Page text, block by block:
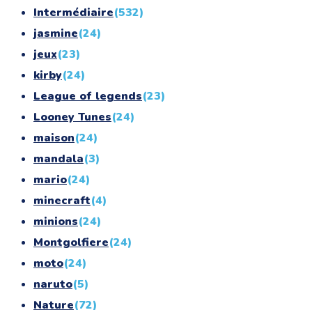
Intermédiaire(532)
jasmine(24)
jeux(23)
kirby(24)
League of legends(23)
Looney Tunes(24)
maison(24)
mandala(3)
mario(24)
minecraft(4)
minions(24)
Montgolfiere(24)
moto(24)
naruto(5)
Nature(72)